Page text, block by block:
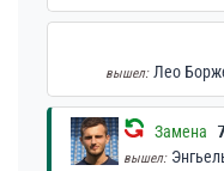
вышел: Лео
Замена
вышел: